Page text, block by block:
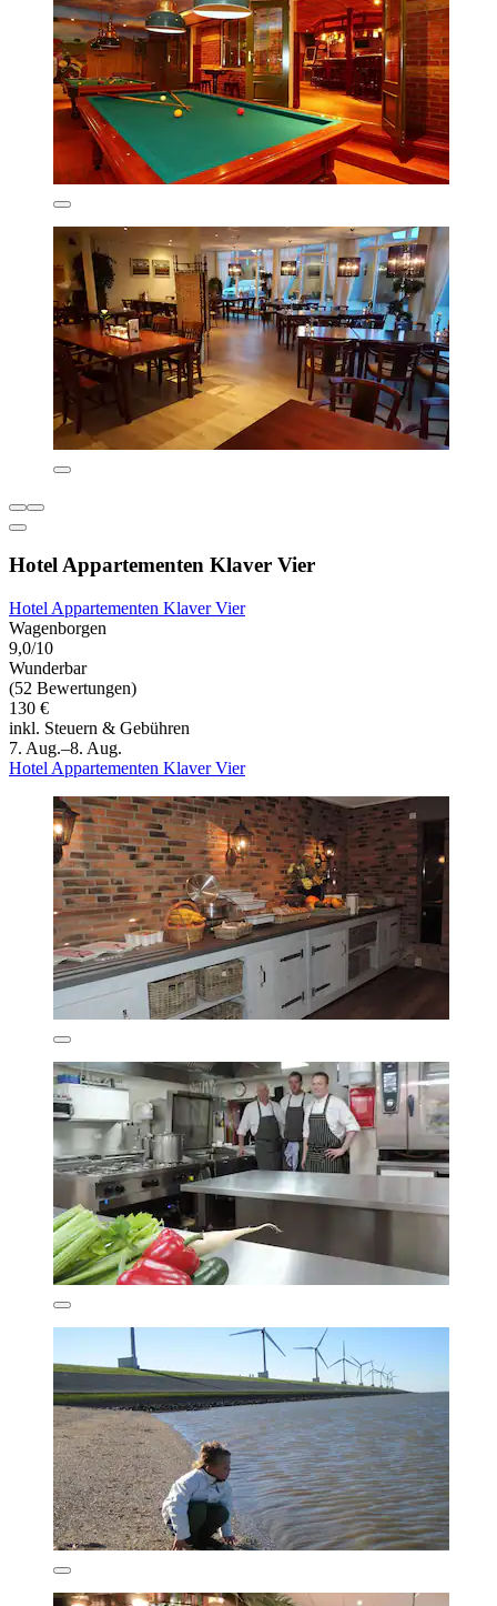
Hotel Appartementen Klaver Vier
Hotel Appartementen Klaver Vier
Wagenborgen
9,0/10
Wunderbar
(52 Bewertungen)
130 €
inkl. Steuern & Gebühren
7. Aug.–8. Aug.
Hotel Appartementen Klaver Vier